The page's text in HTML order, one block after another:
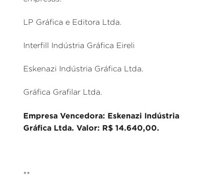
LP Gráfica e Editora Ltda.
Interfill Indústria Gráfica Eireli
Eskenazi Indústria Gráfica Ltda.
Gráfica Grafilar Ltda.
Empresa Vencedora: Eskenazi Indústria
Gráfica Ltda. Valor: R$ 14.640,00.
**